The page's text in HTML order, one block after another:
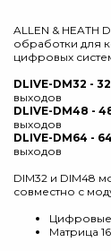
ALLEN & HEATH
обработки для
цифровых
DLIVE-DM32 - 32
выходов
DLIVE-DM48 -
выходов
DLIVE-DM64 - 64
выходов
DIM32 и DIM48
совместно с
Матрица